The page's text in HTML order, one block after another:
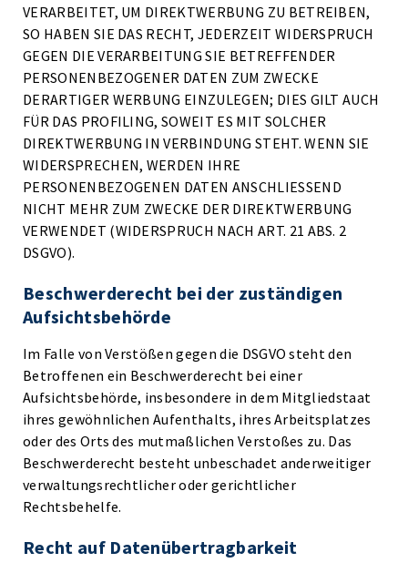
VERARBEITET, UM DIREKTWERBUNG ZU BETREIBEN,
SO HABEN SIE DAS RECHT, JEDERZEIT WIDERSPRUCH
GEGEN DIE VERARBEITUNG SIE BETREFFENDER
PERSONENBEZOGENER DATEN ZUM ZWECKE
DERARTIGER WERBUNG EINZULEGEN; DIES GILT AUCH
FÜR DAS PROFILING, SOWEIT ES MIT SOLCHER
DIREKTWERBUNG IN VERBINDUNG STEHT. WENN SIE
WIDERSPRECHEN, WERDEN IHRE
PERSONENBEZOGENEN DATEN ANSCHLIESSEND
NICHT MEHR ZUM ZWECKE DER DIREKTWERBUNG
VERWENDET (WIDERSPRUCH NACH ART. 21 ABS. 2
DSGVO).
Beschwerde­recht bei der zuständigen
Aufsichts­behörde
Im Falle von Verstößen gegen die DSGVO steht den
Betroffenen ein Beschwerderecht bei einer
Aufsichtsbehörde, insbesondere in dem Mitgliedstaat
ihres gewöhnlichen Aufenthalts, ihres Arbeitsplatzes
oder des Orts des mutmaßlichen Verstoßes zu. Das
Beschwerderecht besteht unbeschadet anderweitiger
verwaltungsrechtlicher oder gerichtlicher
Rechtsbehelfe.
Recht auf Daten­übertrag­barkeit